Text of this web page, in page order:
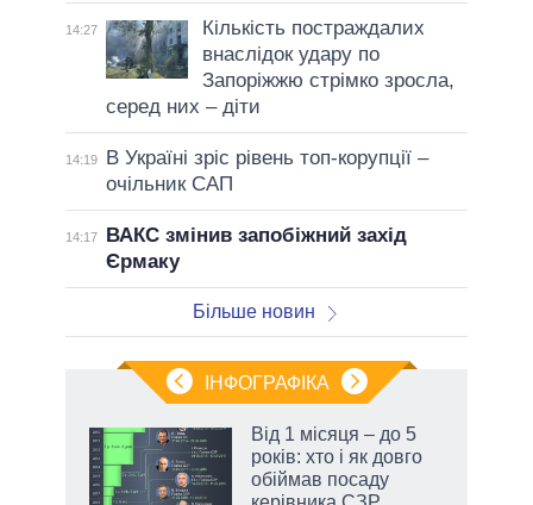
14:27
Кількість постраждалих
внаслідок удару по
Запоріжжю стрімко зросла,
серед них – діти
14:19
В Україні зріс рівень топ-корупції –
очільник САП
14:17
ВАКС змінив запобіжний захід
Єрмаку
Більше новин
ІНФОГРАФІКА
Від 1 місяця – до 5
років: хто і як довго
обіймав посаду